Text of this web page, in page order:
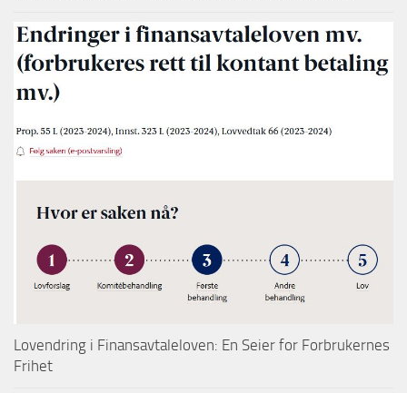
Lovendring i Finansavtaleloven: En Seier for Forbrukernes
Frihet